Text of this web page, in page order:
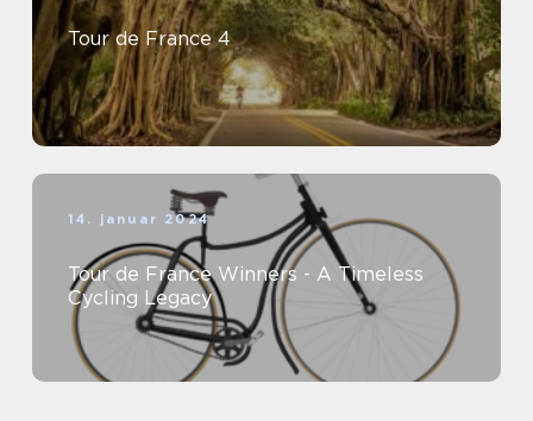
Tour de France 4
14. januar 2024
Tour de France Winners - A Timeless
Cycling Legacy